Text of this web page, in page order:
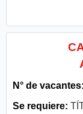
N° de vacantes:
Se requiere: